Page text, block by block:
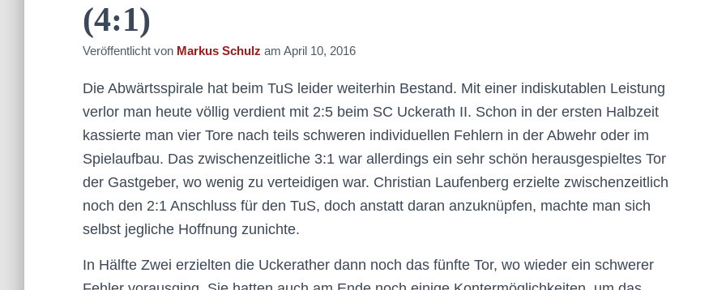
(4:1)
Veröffentlicht von Markus Schulz am April 10, 2016
Die Abwärtsspirale hat beim TuS leider weiterhin Bestand. Mit einer indiskutablen Leistung
verlor man heute völlig verdient mit 2:5 beim SC Uckerath II. Schon in der ersten Halbzeit
kassierte man vier Tore nach teils schweren individuellen Fehlern in der Abwehr oder im
Spielaufbau. Das zwischenzeitliche 3:1 war allerdings ein sehr schön herausgespieltes Tor
der Gastgeber, wo wenig zu verteidigen war. Christian Laufenberg erzielte zwischenzeitlich
noch den 2:1 Anschluss für den TuS, doch anstatt daran anzuknüpfen, machte man sich
selbst jegliche Hoffnung zunichte.
In Hälfte Zwei erzielten die Uckerather dann noch das fünfte Tor, wo wieder ein schwerer